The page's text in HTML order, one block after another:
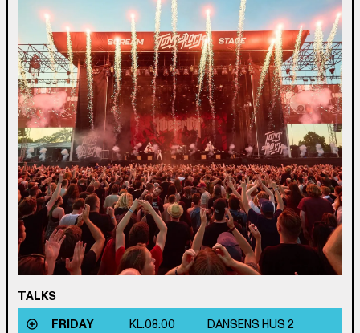
TALKS
FRIDAY
KL.08:00 DANSENS HUS 2